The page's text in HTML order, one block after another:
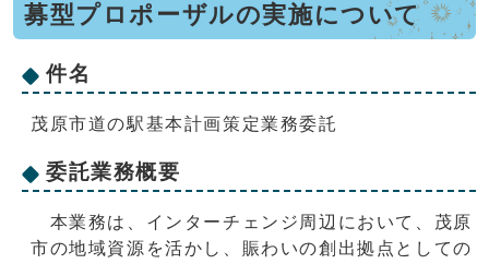
募型プロポーザルの実施について
件名
茂原市道の駅基本計画策定業務委託
委託業務概要
本業務は、インターチェンジ周辺において、茂原
市の地域資源を活かし、賑わいの創出拠点としての